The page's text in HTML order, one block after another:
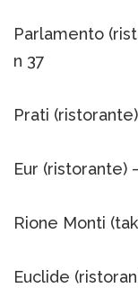
Parlamento
n 37
Prati
Eur (ristorante)
Rione Monti
Euclide